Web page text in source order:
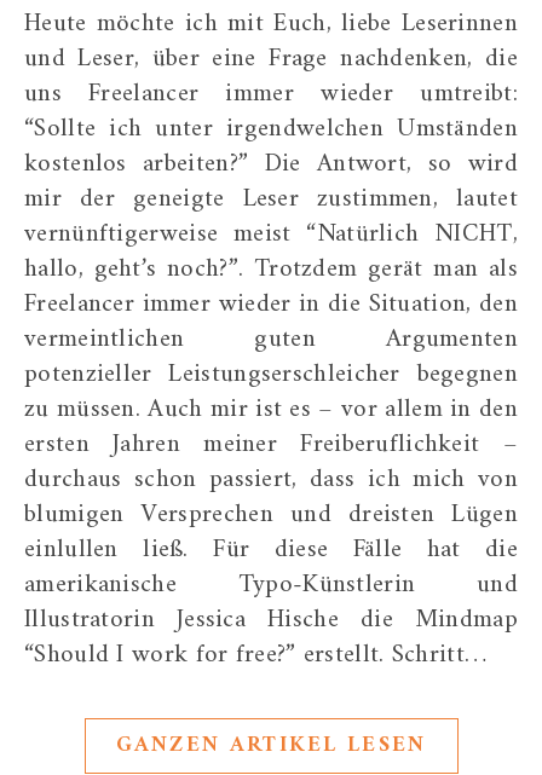
Heute möchte ich mit Euch, liebe Leserinnen
und Leser, über eine Frage nachdenken, die
uns Freelancer immer wieder umtreibt:
“Sollte ich unter irgendwelchen Umständen
kostenlos arbeiten?” Die Antwort, so wird
mir der geneigte Leser zustimmen, lautet
vernünftigerweise meist “Natürlich NICHT,
hallo, geht’s noch?”. Trotzdem gerät man als
Freelancer immer wieder in die Situation, den
vermeintlichen guten Argumenten
potenzieller Leistungserschleicher begegnen
zu müssen. Auch mir ist es – vor allem in den
ersten Jahren meiner Freiberuflichkeit –
durchaus schon passiert, dass ich mich von
blumigen Versprechen und dreisten Lügen
einlullen ließ. Für diese Fälle hat die
amerikanische Typo-Künstlerin und
Illustratorin Jessica Hische die Mindmap
“Should I work for free?” erstellt. Schritt…
GANZEN ARTIKEL LESEN